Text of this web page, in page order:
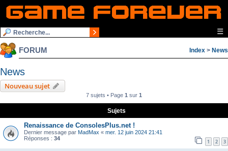
☰
FORUM Index > News
News
Nouveau sujet
7 sujets • Page 1 sur 1
Sujets
Renaissance de ConsolesPlus.net !
Dernier message par MadMax « mer. 12 juin 2024 21:41
Réponses : 34 1 2 3